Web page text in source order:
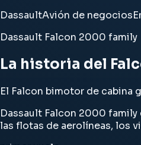
DassaultAvión de negocios
Dassault Falcon 2000 family
La historia del
El Falcon bimotor de cabina
Dassault Falcon 2000 family
las flotas de aerolíneas, los